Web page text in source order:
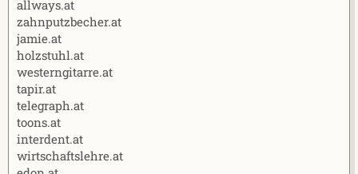
allways.at
zahnputzbecher.at
jamie.at
holzstuhl.at
westerngitarre.at
tapir.at
telegraph.at
toons.at
interdent.at
wirtschaftslehre.at